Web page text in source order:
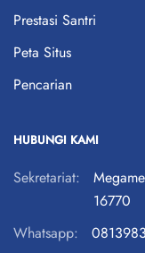
Prestasi Santri
Peta Situs
Pencarian
HUBUNGI KAMI
Sekretariat:
16770
Whatsapp: